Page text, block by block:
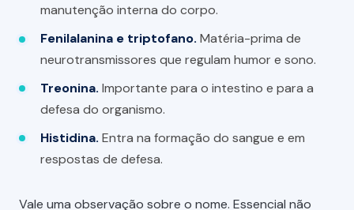
manutenção interna do corpo.
Fenilalanina e triptofano. Matéria-prima de
neurotransmissores que regulam humor e sono.
Treonina. Importante para o intestino e para a
defesa do organismo.
Histidina. Entra na formação do sangue e em
respostas de defesa.
Vale uma observação sobre o nome. Essencial não